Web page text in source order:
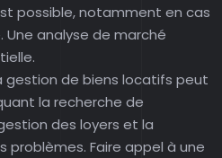
possible, notamment en cas
analyse de marché
gestion de biens locatifs peut
la recherche de
des loyers et la
problèmes. Faire appel à une